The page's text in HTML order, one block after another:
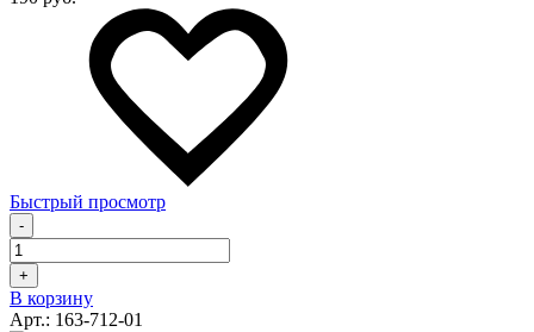
Быстрый просмотр
-
+
В корзину
Арт.: 163-712-01